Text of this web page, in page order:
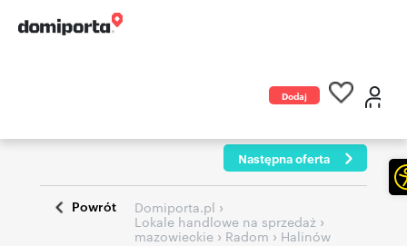
Dodaj
Następna oferta
Powrót Domiporta.pl ›
Lokale handlowe na sprzedaż ›
mazowieckie › Radom› Halinów